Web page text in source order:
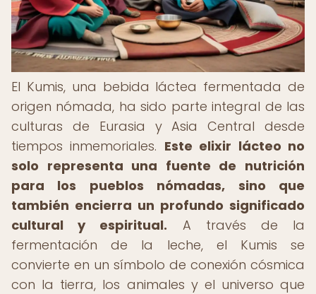
El Kumis, una bebida láctea fermentada de
origen nómada, ha sido parte integral de las
culturas de Eurasia y Asia Central desde
tiempos inmemoriales. Este elixir lácteo no
solo representa una fuente de nutrición
para los pueblos nómadas, sino que
también encierra un profundo significado
cultural y espiritual. A través de la
fermentación de la leche, el Kumis se
convierte en un símbolo de conexión cósmica
con la tierra, los animales y el universo que